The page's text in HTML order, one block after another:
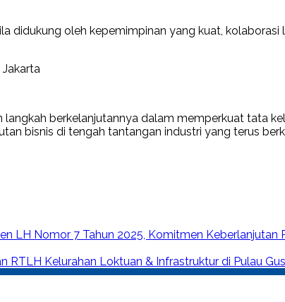
didukung oleh kepemimpinan yang kuat,
langkah berkelanjutannya dalam memperkuat tata
bisnis di tengah tantangan industri yang terus
LH Nomor 7 Tahun 2025, Komitmen Keberlanjutan
RTLH Kelurahan Loktuan & Infrastruktur di Pulau